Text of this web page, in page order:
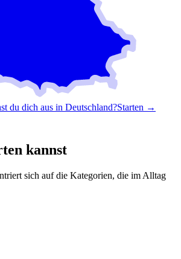
du dich aus in Deutschland?Starten →
kannst
sich auf die Kategorien, die im Alltag